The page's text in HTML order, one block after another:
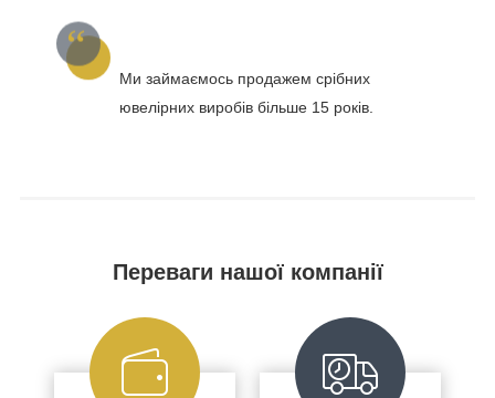
Ми займаємось продажем срібних
ювелірних виробів більше 15 років.
Переваги нашої компанії